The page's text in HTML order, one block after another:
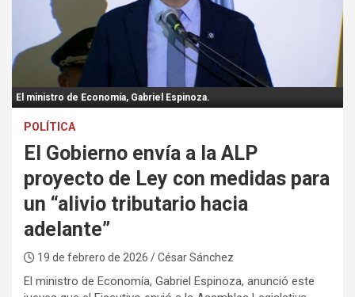
:
El ministro de Economía, Gabriel Espinoza.
POLÍTICA
El Gobierno envía a la ALP
proyecto de Ley con medidas para
un “alivio tributario hacia
adelante”
19 de febrero de 2026 / César Sánchez
El ministro de Economía, Gabriel Espinoza, anunció este